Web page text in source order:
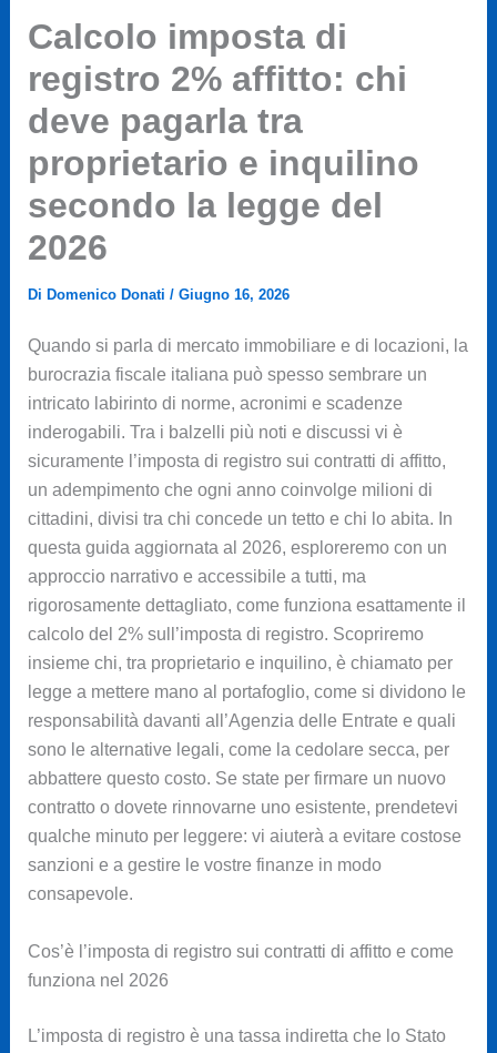
Calcolo imposta di
registro 2% affitto: chi
deve pagarla tra
proprietario e inquilino
secondo la legge del
2026
Di Domenico Donati / Giugno 16, 2026
Quando si parla di mercato immobiliare e di locazioni, la
burocrazia fiscale italiana può spesso sembrare un
intricato labirinto di norme, acronimi e scadenze
inderogabili. Tra i balzelli più noti e discussi vi è
sicuramente l’imposta di registro sui contratti di affitto,
un adempimento che ogni anno coinvolge milioni di
cittadini, divisi tra chi concede un tetto e chi lo abita. In
questa guida aggiornata al 2026, esploreremo con un
approccio narrativo e accessibile a tutti, ma
rigorosamente dettagliato, come funziona esattamente il
calcolo del 2% sull’imposta di registro. Scopriremo
insieme chi, tra proprietario e inquilino, è chiamato per
legge a mettere mano al portafoglio, come si dividono le
responsabilità davanti all’Agenzia delle Entrate e quali
sono le alternative legali, come la cedolare secca, per
abbattere questo costo. Se state per firmare un nuovo
contratto o dovete rinnovarne uno esistente, prendetevi
qualche minuto per leggere: vi aiuterà a evitare costose
sanzioni e a gestire le vostre finanze in modo
consapevole.
Cos’è l’imposta di registro sui contratti di affitto e come
funziona nel 2026
L’imposta di registro è una tassa indiretta che lo Stato